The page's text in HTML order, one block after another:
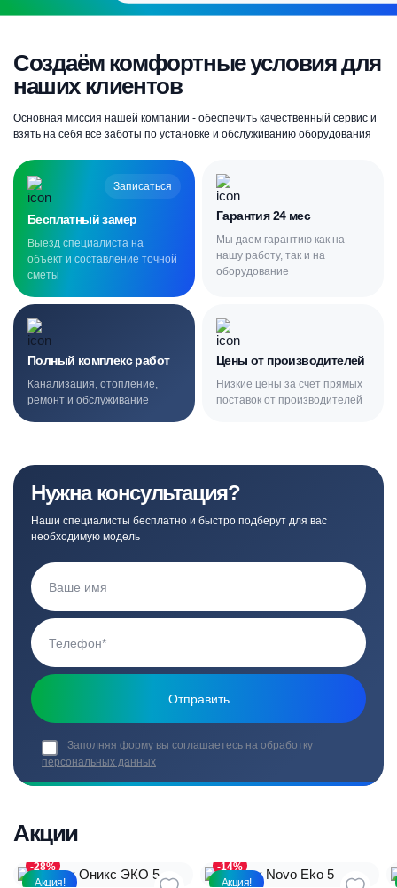
Создаём комфортные условия для
наших клиентов
Основная миссия нашей компании - обеспечить качественный сервис и
взять на себя все заботы по установке и обслуживанию оборудования
Записаться
Бесплатный замер
Выезд специалиста на
объект и составление точной
сметы
Гарантия 24 мес
Мы даем гарантию как на
нашу работу, так и на
оборудование
Полный комплекс работ
Канализация, отопление,
ремонт и обслуживание
Цены от производителей
Низкие цены за счет прямых
поставок от производителей
Нужна консультация?
Наши специалисты бесплатно и быстро подберут для вас
необходимую модель
Заполняя форму вы соглашаетесь на обработку
персональных данных
Акции
Акция!
-28%
Акция!
-14%